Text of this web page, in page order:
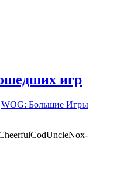
игр
WOG: Большие Игры